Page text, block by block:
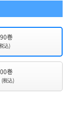
巻
込)
巻
(税込)